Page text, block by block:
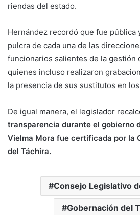
riendas del estado.
Hernández recordó que fue pública
pulcra de cada una de las
funcionarios salientes de la gestión
quienes incluso realizaron
la presencia de sus sustitutos en
De igual manera, el legislador
transparencia durante el gobierno
Vielma Mora fue certificada por la
del Táchira.
Consejo Legislativo
Gobernación del